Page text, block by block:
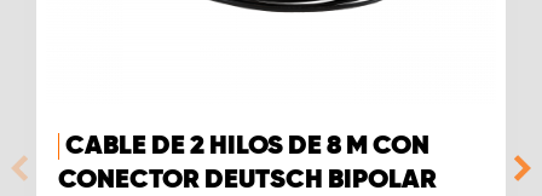
CABLE DE 2 HILOS DE 8 M CON
CONECTOR DEUTSCH BIPOLAR